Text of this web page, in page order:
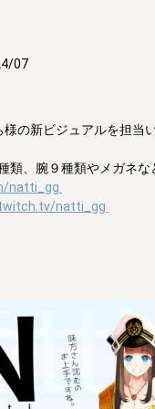
07
類、腕９種類やメガネな
natti_gg
natti_gg